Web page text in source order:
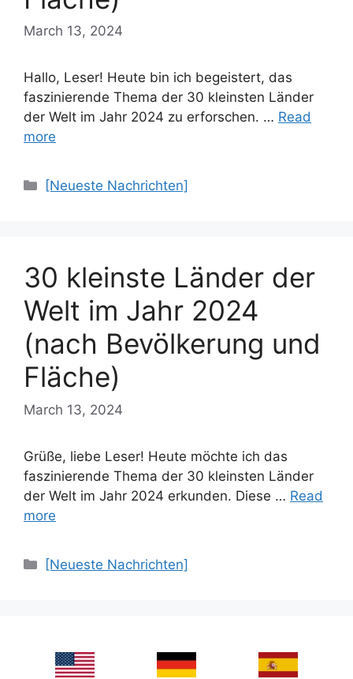
March 13, 2024
Hallo, Leser! Heute bin ich begeistert, das
faszinierende Thema der 30 kleinsten Länder
der Welt im Jahr 2024 zu erforschen. … Read
more
Categories
[Neueste Nachrichten]
30 kleinste Länder der
Welt im Jahr 2024
(nach Bevölkerung und
Fläche)
March 13, 2024
Grüße, liebe Leser! Heute möchte ich das
faszinierende Thema der 30 kleinsten Länder
der Welt im Jahr 2024 erkunden. Diese … Read
more
Categories
[Neueste Nachrichten]